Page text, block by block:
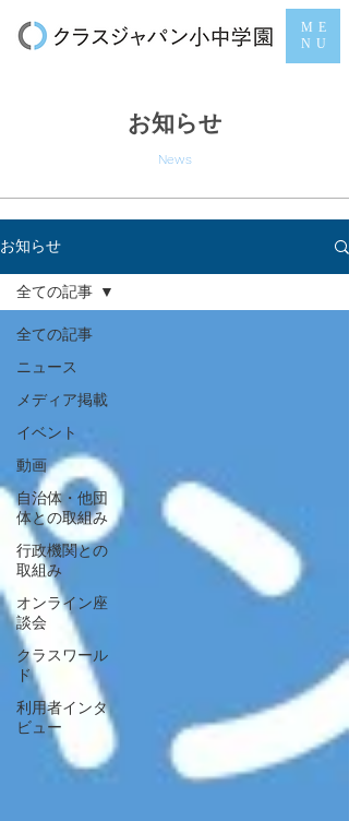
ME
NU
お知らせ
News
お知らせ
全ての記事
ニュース
メディア掲載
イベント
動画
自治体・他団
体との取組み
行政機関との
取組み
オンライン座
談会
クラスワール
ド
利用者インタ
ビュー
全ての記事